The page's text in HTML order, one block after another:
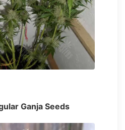
Ganja Seeds